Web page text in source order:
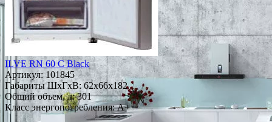
ILVE RN 60 C Black
Артикул:101845
Габариты ШxГxВ: 62x66x182
Общий объем, л: 301
Класс энергопотребления: A+